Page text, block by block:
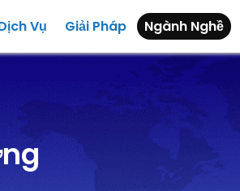
Vụ Giải Pháp Ngành Nghề